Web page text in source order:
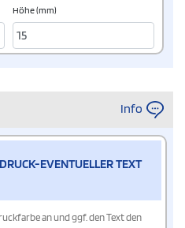
Höhe (mm)
Info
EVENTUELLER TEXT
an und ggf. den Text den